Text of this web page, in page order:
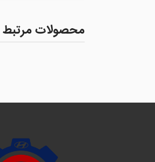
محصولات مرتبط